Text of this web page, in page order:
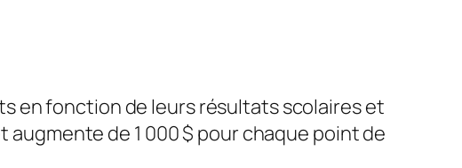
en fonction de leurs résultats scolaires et
augmente de 1 000 $ pour chaque point de